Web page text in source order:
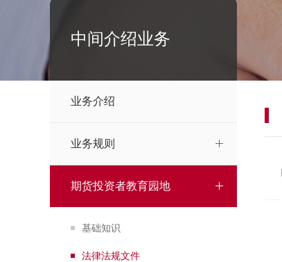
中间介绍业务
业务介绍
业务规则
期货投资者教育园地
基础知识
法律法规文件